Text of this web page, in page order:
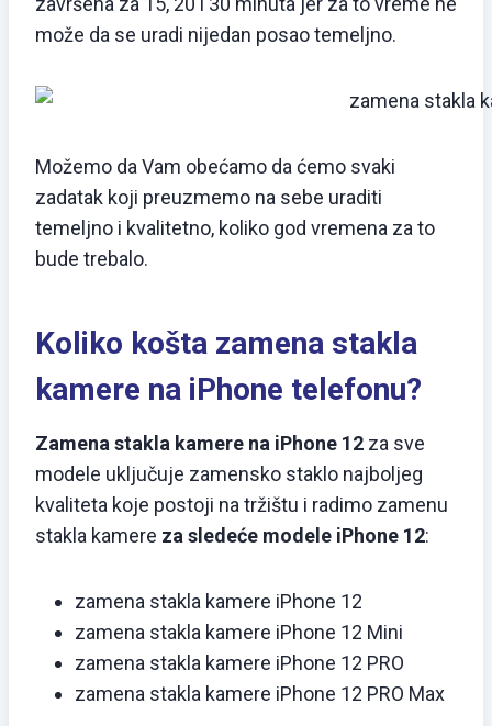
može da se uradi nijedan posao temeljno.
Možemo da Vam obećamo da ćemo svaki
zadatak koji preuzmemo na sebe uraditi
temeljno i kvalitetno, koliko god vremena za to
bude trebalo.
Koliko košta zamena stakla
kamere na iPhone telefonu?
Zamena stakla kamere na iPhone 12 za sve
modele uključuje zamensko staklo najboljeg
kvaliteta koje postoji na tržištu i radimo zamenu
stakla kamere za sledeće modele iPhone 12:
zamena stakla kamere iPhone 12
zamena stakla kamere iPhone 12 Mini
zamena stakla kamere iPhone 12 PRO
zamena stakla kamere iPhone 12 PRO Max